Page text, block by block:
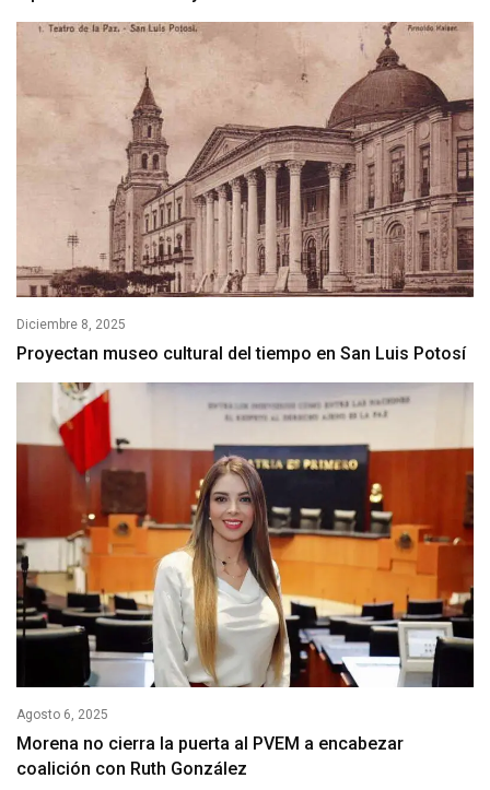
Diciembre 8, 2025
Proyectan museo cultural del tiempo en San Luis Potosí
Agosto 6, 2025
Morena no cierra la puerta al PVEM a encabezar
coalición con Ruth González